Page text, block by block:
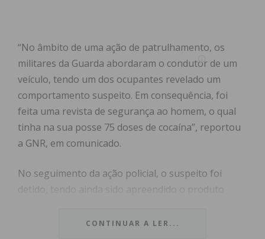
“No âmbito de uma ação de patrulhamento, os
militares da Guarda abordaram o condutor de um
veículo, tendo um dos ocupantes revelado um
comportamento suspeito. Em consequência, foi
feita uma revista de segurança ao homem, o qual
tinha na sua posse 75 doses de cocaína”, reportou
a GNR, em comunicado.
No seguimento da ação policial, o suspeito foi
detido, tendo ainda sido apreendido o produto
numerário. O homem foi constituído arguido, e os
CONTINUAR A LER...